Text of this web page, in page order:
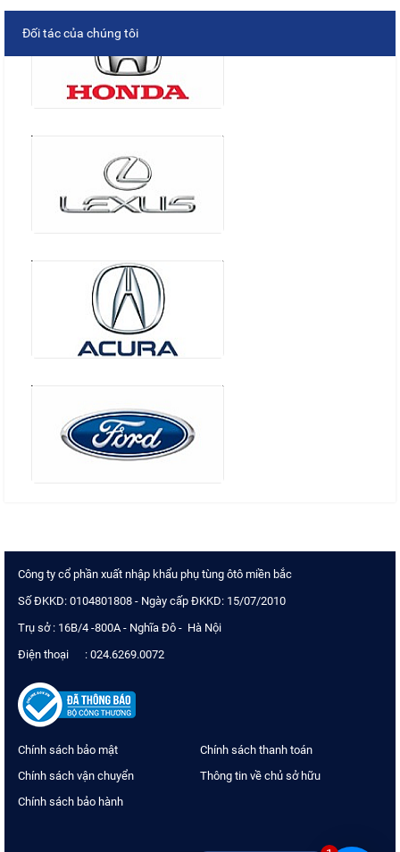
Đối tác của chúng tôi
Công ty cổ phần xuất nhập khẩu phụ tùng ôtô miền bắc
Số ĐKKD: 0104801808 - Ngày cấp ĐKKD: 15/07/2010
Trụ sở : 16B/4 -800A - Nghĩa Đô - Hà Nội
Điện thoại : 024.6269.0072
Chính sách bảo mật
Chính sách thanh toán
Chính sách vận chuyển
Thông tin về chủ sở hữu
Chính sách bảo hành